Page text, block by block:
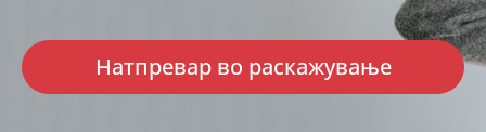
Натпревар во раскажување